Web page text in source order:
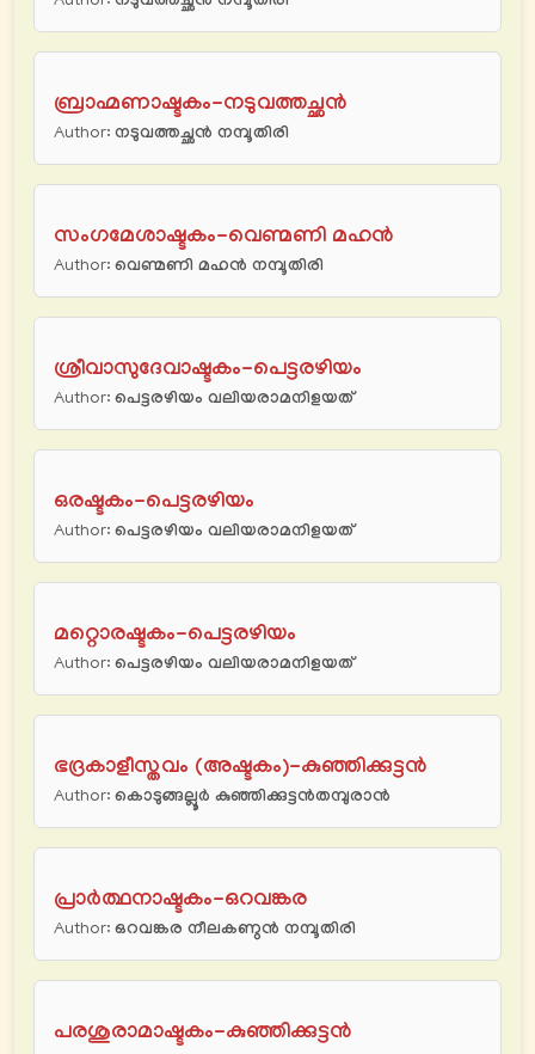
ബ്രാഹ്മണാഷ്ടകം-നടുവത്തച്ഛന്‍
Author: നടുവത്തച്ഛന്‍ നമ്പൂതിരി
സംഗമേശാഷ്ടകം-വെണ്മണി മഹന്‍
Author: വെണ്മണി മഹന്‍ നമ്പൂതിരി
ശ്രീവാസുദേവാഷ്ടകം-പെട്ടരഴിയം
Author: പെട്ടരഴിയം വലിയരാമനിളയത്
ഒരഷ്ടകം-പെട്ടരഴിയം
Author: പെട്ടരഴിയം വലിയരാമനിളയത്
മറ്റൊരഷ്ടകം-പെട്ടരഴിയം
Author: പെട്ടരഴിയം വലിയരാമനിളയത്
ഭദ്രകാളീസ്തവം (അഷ്ടകം)-കുഞ്ഞിക്കുട്ടന്‍
Author: കൊടുങ്ങല്ലൂര്‍ കുഞ്ഞിക്കുട്ടന്‍തമ്പുരാന്‍
പ്രാര്‍ത്ഥനാഷ്ടകം-ഒറവങ്കര
Author: ഒറവങ്കര നീലകണ്ഠന്‍ നമ്പൂതിരി
പരശുരാമാഷ്ടകം-കുഞ്ഞിക്കുട്ടന്‍